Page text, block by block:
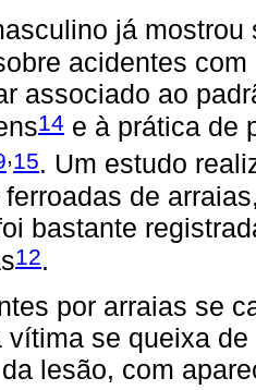
já
acidentes
associado ao
14 e à prática de
,15. Um estudo
de
bastante
12.
por arraias se
vítima se queixa
lesão, com